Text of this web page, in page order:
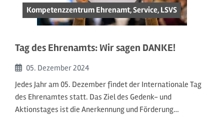
Tag des Ehrenamts: Wir sagen DANKE!
Beginn:
05. Dezember2024
Jedes Jahr am 05. Dezember findet der Internationale Tag
des Ehrenamtes statt. Das Ziel des Gedenk- und
Aktionstages ist die Anerkennung und Förderung…
Kompetenzzentrum Ehrenamt, Service, LSVS